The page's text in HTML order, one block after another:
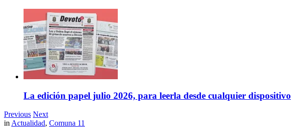
La edición papel julio 2026, para leerla desde cualquier dispositivo
Previous Next
inActualidad, Comuna 11